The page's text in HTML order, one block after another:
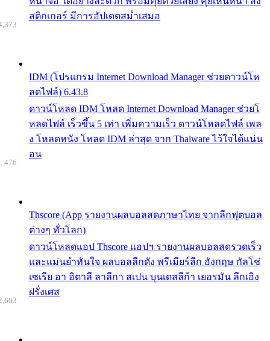
สติกเกอร์ มีการอัปเดตสม่ำเสมอ
IDM (โปรแกรม Internet Download Manager ช่วยดาวน์โห
ลดไฟล์) 6.43.8
ดาวน์โหลด IDM โหลด Internet Download Manager ช่วยโ
หลดไฟล์ เร็วขึ้น 5 เท่า เพิ่มความเร็ว ดาวน์โหลดไฟล์ เพล
ง โหลดหนัง โหลด IDM ล่าสุด จาก Thaiware ไว้ใจได้แน่น
อน
Thscore (App รายงานผลบอลสดภาษาไทย จากลีกฟุตบอล
ต่างๆ ทั่วโลก)
ดาวน์โหลดแอป Thscore แอปฯ รายงานผลบอลสดรวดเร็ว
และแม่นยำทันใจ ผลบอลลีกดัง พรีเมียร์ลีก อังกฤษ กัลโช่
เซเรีย อา อิตาลี ลาลีกา สเปน บุนเดสลีก้า เยอรมัน ลีกเอิง
ฝรั่งเศส
476